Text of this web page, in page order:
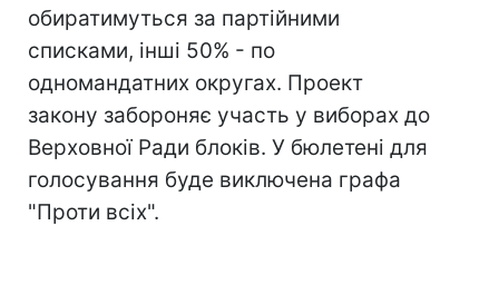
обиратимуться за партійними
списками, інші 50% - по
одномандатних округах. Проект
закону забороняє участь у виборах до
Верховної Ради блоків. У бюлетені для
голосування буде виключена графа
"Проти всіх".